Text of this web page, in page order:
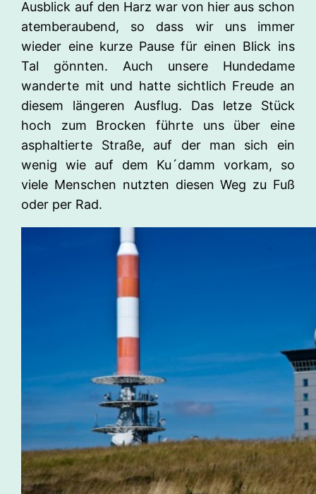
Ausblick auf den Harz war von hier aus schon
atemberaubend, so dass wir uns immer
wieder eine kurze Pause für einen Blick ins
Tal gönnten. Auch unsere Hundedame
wanderte mit und hatte sichtlich Freude an
diesem längeren Ausflug. Das letze Stück
hoch zum Brocken führte uns über eine
asphaltierte Straße, auf der man sich ein
wenig wie auf dem Ku´damm vorkam, so
viele Menschen nutzten diesen Weg zu Fuß
oder per Rad.